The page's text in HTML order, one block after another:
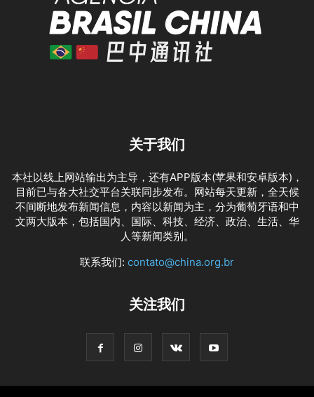
关于我们
本社以线上网站输出为主导，还有APP版本(苹果和安卓版本)，
目前已与各大社交平台关联同步发布。网站每天更新，全天候
不间断地发布新闻信息，内容以新闻为主，分为葡萄牙语和中
文两大版本，包括国内、国际、科技、经济、政治、生活、华
人等新闻类别。
联系我们: contato@china.org.br
关注我们